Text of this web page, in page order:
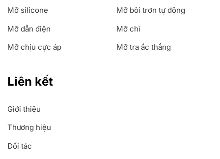
Mỡ silicone
Mỡ bôi trơn tự động
Mỡ dẫn điện
Mỡ chì
Mỡ chịu cực áp
Mỡ tra ắc thắng
Liên kết
Giới thiệu
Thương hiệu
Đối tác